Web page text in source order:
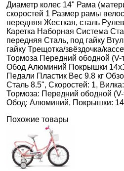
Диаметр колес 14" Рама
скоростей 1 Размер рамы
передняя Жесткая, сталь
Каретка Наборная Система
передняя Сталь, под гайку
гайку Трещотка/звёздочка/
Тормоза Передний ободной
Обод Алюминий Покрышки
Педали Пластик Вес 9.8 кг
Сталь 8.5", Скоростей: 1,
Тормоза: Передний ободной
Обод: Алюминий, Покрышки:
Похожие товары